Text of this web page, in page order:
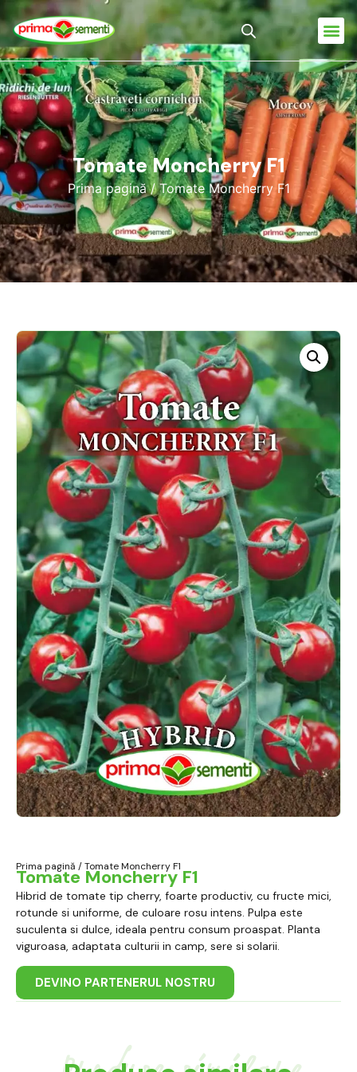
Tomate Moncherry F1
Prima pagină/ Tomate Moncherry F1
Prima pagină / Tomate Moncherry F1
Tomate Moncherry F1
Hibrid de tomate tip cherry, foarte productiv, cu fructe mici,
rotunde si uniforme, de culoare rosu intens. Pulpa este
suculenta si dulce, ideala pentru consum proaspat. Planta
viguroasa, adaptata culturii in camp, sere si solarii.
DEVINO PARTENERUL NOSTRU